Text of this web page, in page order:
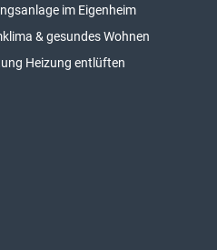
im Eigenheim
& gesundes Wohnen
Heizung entlüften